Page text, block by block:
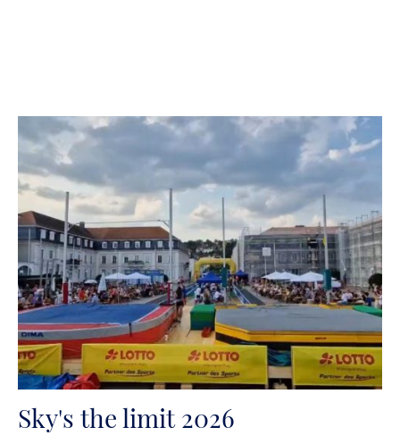
Sky's the limit 2026